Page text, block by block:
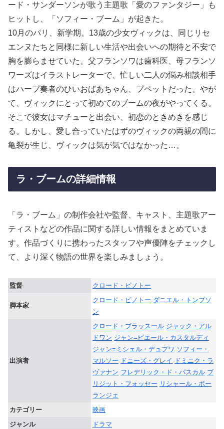
ード・サンダーソンが歌う主題歌「愛のファンタジー」も
ヒットし、「ソフィー・ブーム」が起きた。
10月のパリ、新学期。13歳の少女ヴィックは、同じリセ
エンヌたちと同様に新しい生活や出会いへの期待と不安で
胸を膨らませていた。父フランソワは歯科医、母フランソ
ワーズはイラストレーターで、忙しい二人の悩み相談相手
はハープ奏者のひいおばあちゃん、プペットだった。やが
て、ヴィックにとって初めてのブームの夜がやってくる。
そこで彼女はマチューと出会い、初恋のときめきを感じ
る。しかし、愛し合っていたはずのヴィックの両親の間に
亀裂が生じ、ヴィックは気が気ではなかった…。
ラ・ブームの詳細情報
「ラ・ブーム」の制作会社や監督、キャスト、主題歌アー
ティストなどの作品に関する詳しい情報をまとめていま
す。作品づくりに携わったスタッフや声優陣をチェックし
て、より深く物語の世界を楽しみましょう。
監督 クロード・ピノトー
脚本家
クロード・ピノトー ダニエル・トンプソ
ン
出演者
クロード・ブラッスール ジャック・アル
ドワン ジャン=ピエール・カスタルディ
ジャン=ミシェル・デュプワ ソフィー・
マルソー ドニーズ・グレイ
ドミニク・ラ
ヴァナン フレデリック・ド・パスカル ブ
リジット・フォッセー リシャール・ボー
ランジェ
カテゴリー
映画
ジャンル
ドラマ